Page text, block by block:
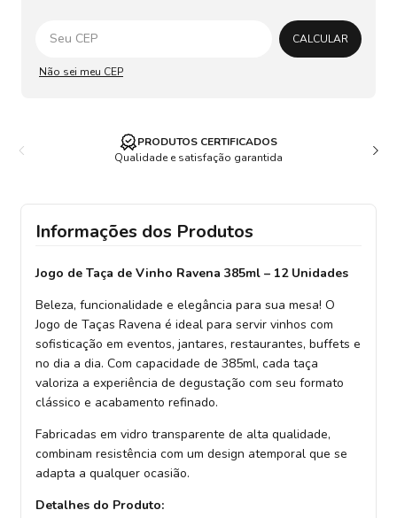
Alterar CEP
CALCULAR
Não sei meu CEP
PRODUTOS CERTIFICADOS
Qualidade e satisfação garantida
Informações dos Produtos
Jogo de Taça de Vinho Ravena 385ml – 12 Unidades
Beleza, funcionalidade e elegância para sua mesa! O
Jogo de Taças Ravena é ideal para servir vinhos com
sofisticação em eventos, jantares, restaurantes, buffets e
no dia a dia. Com capacidade de 385ml, cada taça
valoriza a experiência de degustação com seu formato
clássico e acabamento refinado.
Fabricadas em vidro transparente de alta qualidade,
combinam resistência com um design atemporal que se
adapta a qualquer ocasião.
Detalhes do Produto: